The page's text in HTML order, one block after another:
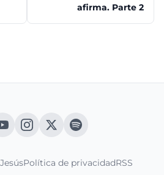
afirma. Parte 2
Política de privacidadRSS